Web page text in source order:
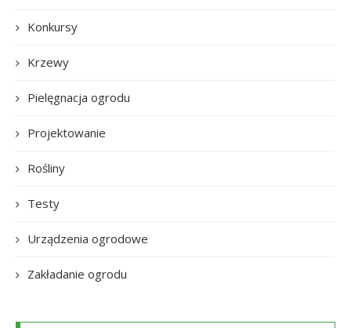
Konkursy
Krzewy
Pielęgnacja ogrodu
Projektowanie
Rośliny
Testy
Urządzenia ogrodowe
Zakładanie ogrodu